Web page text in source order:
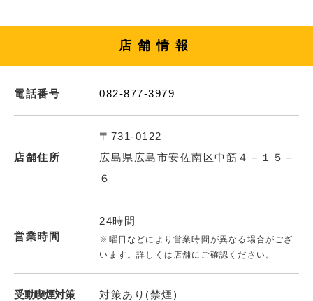
店舗情報
電話番号 082-877-3979
店舗住所
〒731-0122
広島県広島市安佐南区中筋４－１５－
６
営業時間
24時間
※曜日などにより営業時間が異なる場合がござ
います。詳しくは店舗にご確認ください。
受動喫煙対策 対策あり(禁煙)